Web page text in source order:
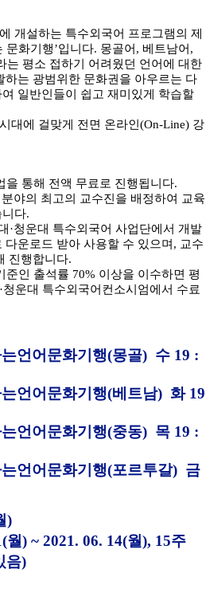
개설하는 특수외국어 프로그램의 제
문화기행’입니다. 몽골어 , 베트남어 ,
는 평소 접하기 어려웠던 언어에 대한
하는 광범위한 문화권을 아우르는 다
일반인들이 쉽고 재미있게 학습할
시대에 걸맞게 전면 온라인(On-Line) 강
을 통해 전액 무료로 진행됩니다.
야의 최고의 교수진을 배정하여 교육
니다.
·청운대 특수외국어 사업단에서 개발
운로드 받아 사용할 수 있으며 , 교수
진행합니다.
준인 출석률 70% 이상을 이수하면 평
·청운대 특수외국어컨소시엄에서 수료
언어문화기행(몽골) 수 19 :
언어문화기행(베트남) 화 19
언어문화기행(중동) 목 19 :
언어문화기행(포르투갈) 금
)
) ~ 2021. 06. 14(월), 15주
음)